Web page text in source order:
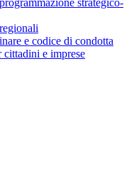
strategico-
e codice di condotta
e imprese